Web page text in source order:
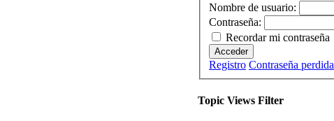
Nombre de usuario:
Contraseña:
Recordar mi contraseña
Acceder
Registro Contraseña perdida
Topic Views Filter